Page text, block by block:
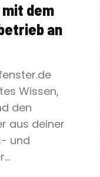
dem
an
Wissen,
den
aus deiner
und